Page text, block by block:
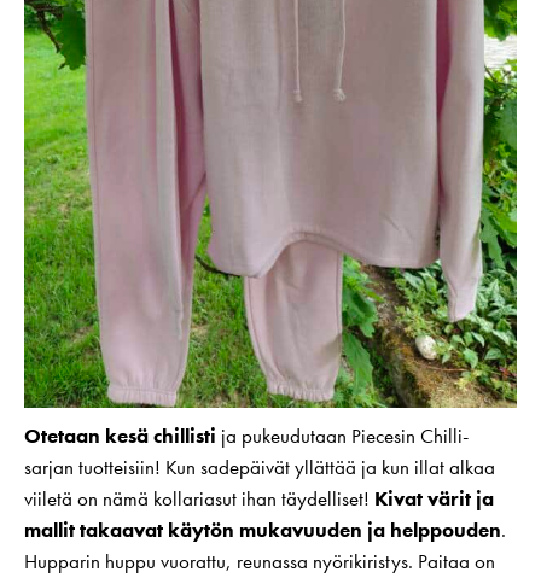
Otetaan kesä chillisti ja pukeudutaan Piecesin Chilli-
sarjan tuotteisiin! Kun sadepäivät yllättää ja kun illat alkaa
viiletä on nämä kollariasut ihan täydelliset! Kivat värit ja
mallit takaavat käytön mukavuuden ja helppouden.
Hupparin huppu vuorattu, reunassa nyörikiristys. Paitaa on